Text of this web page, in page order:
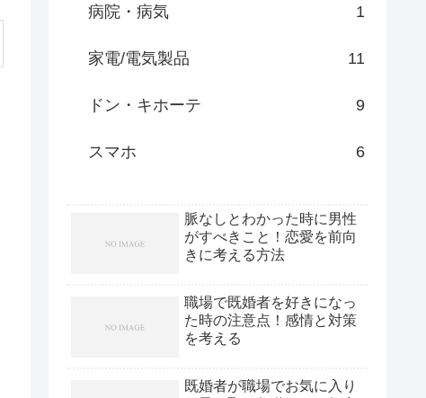
病院・病気 1
家電/電気製品 11
ドン・キホーテ 9
スマホ 6
脈なしとわかった時に男性
がすべきこと！恋愛を前向
きに考える方法
職場で既婚者を好きになっ
た時の注意点！感情と対策
を考える
既婚者が職場でお気に入り